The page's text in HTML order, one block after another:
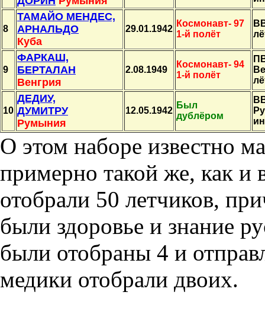
8
ТАМАЙО МЕНДЕС,
АРНАЛЬДО
Куба
29.01.1942
Космонавт- 97
1-й полёт
9
ФАРКАШ,
БЕРТАЛАН
Венгрия
2.08.1949
Космонавт- 94
1-й полёт
10
ДЕДИУ,
ДУМИТРУ
Румыния
12.05.1942
Был
дублёром
О этом наборе известно
примерно такой же, как и
отобрали 50 летчиков,
были здоровье и знание
были отобраны 4 и
медики отобрали двоих.